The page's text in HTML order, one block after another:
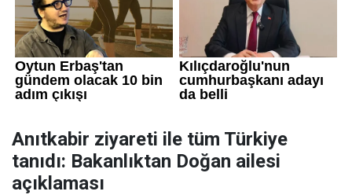
Anıtkabir ziyareti ile tüm Türkiye
tanıdı: Bakanlıktan Doğan ailesi
açıklaması